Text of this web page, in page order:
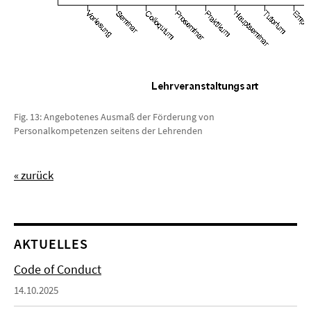
Fig. 13: Angebotenes Ausmaß der Förderung von
Personalkompetenzen seitens der Lehrenden
« zurück
AKTUELLES
Code of Conduct
14.10.2025